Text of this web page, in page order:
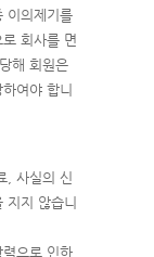
이의제기를
회사를 면
해 회원은
여야 합니
, 사실의 신
지지 않습니
으로 인하